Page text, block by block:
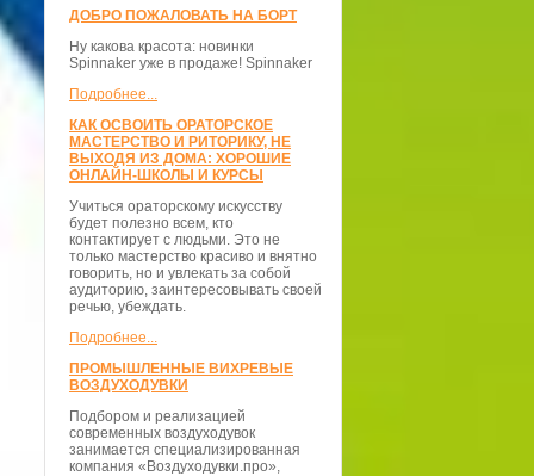
ДОБРО ПОЖАЛОВАТЬ НА БОРТ
Ну какова красота: новинки
Spinnaker уже в продаже! Spinnaker
Подробнее...
КАК ОСВОИТЬ ОРАТОРСКОЕ
МАСТЕРСТВО И РИТОРИКУ, НЕ
ВЫХОДЯ ИЗ ДОМА: ХОРОШИЕ
ОНЛАЙН-ШКОЛЫ И КУРСЫ
Учиться ораторскому искусству
будет полезно всем, кто
контактирует с людьми. Это не
только мастерство красиво и внятно
говорить, но и увлекать за собой
аудиторию, заинтересовывать своей
речью, убеждать.
Подробнее...
ПРОМЫШЛЕННЫЕ ВИХРЕВЫЕ
ВОЗДУХОДУВКИ
Подбором и реализацией
современных воздуходувок
занимается специализированная
компания «Воздуходувки.про»,